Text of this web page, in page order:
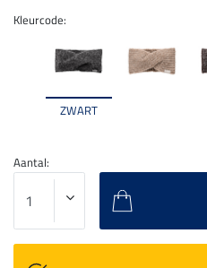
Kleurcode:
ZWART
Aantal: